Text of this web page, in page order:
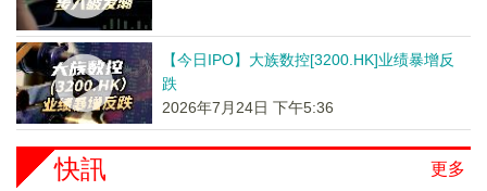
【今日IPO】大族数控[3200.HK]业绩暴增反
跌
2026年7月24日 下午5:36
更多
快訊